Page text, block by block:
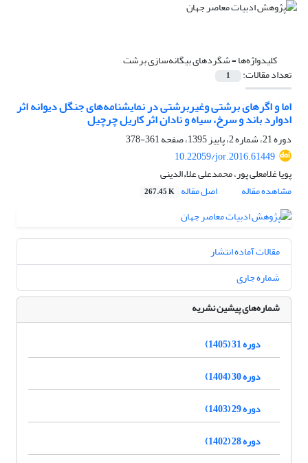
کلیدواژه‌ها =شگردهای بیگانه‌سازی برشت
تعداد مقالات: 1
اما و اگرهای برشتی وغیربرشتی در نمایشنامه‌های جنگل دیوانه اثر
ادوارد باند و سرخ، سیاه و نادان اثر کاریل چرچیل
دوره 21، شماره 2، پاییز 1395، صفحه
361-378
10.22059/jor.2016.61449
پویا غلامعلی پور، محمدعلی علاءالدینی
مشاهده مقاله
اصل مقاله 267.45 K
مقالات آماده انتشار
شماره جاری
شماره‌های پیشین نشریه
دوره 31 (1405)
دوره 30 (1404)
دوره 29 (1403)
دوره 28 (1402)